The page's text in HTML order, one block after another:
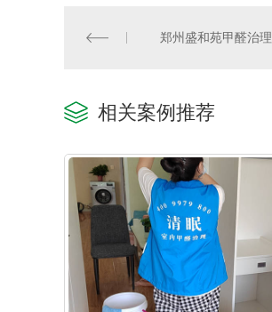
郑州盛和苑甲醛治理
相关案例推荐